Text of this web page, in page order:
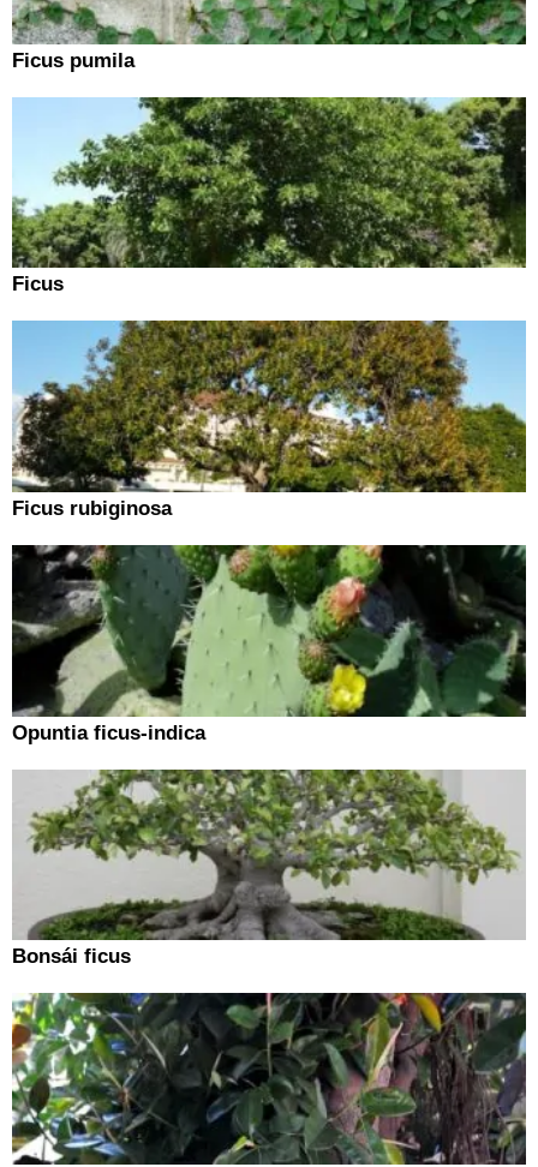
Ficus pumila
Ficus
Ficus rubiginosa
Opuntia ficus-indica
Bonsái ficus